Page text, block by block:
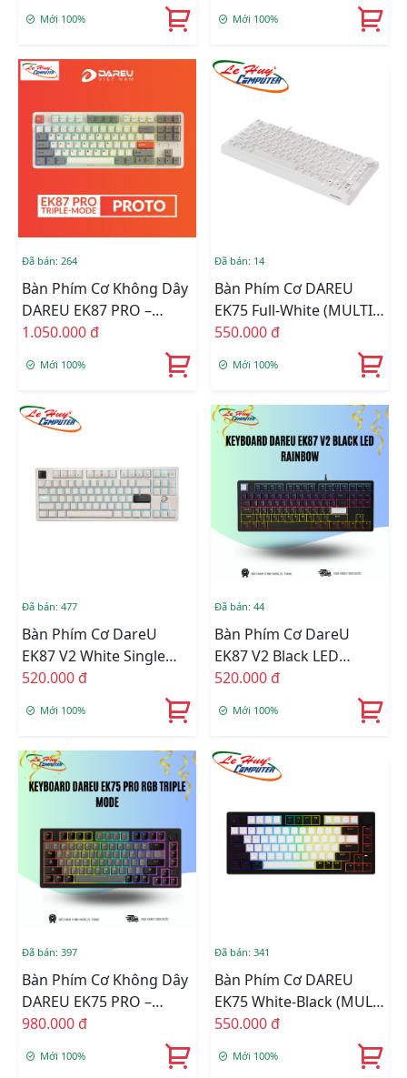
Mới 100% Mới 100%
Đã bán: 264
Bàn Phím Cơ Không Dây
DAREU EK87 PRO –
PROTO (Triple Mode,
Cherry PBT Double Shot,
Gasket Mount, RGB)
1.050.000 đ
Mới 100%
Đã bán: 14
Bàn Phím Cơ DAREU
EK75 Full-White (MULTI
LED) (Switch: Dream /
550.000 đ
Mới 100%
Đã bán: 477
Bàn Phím Cơ DareU
EK87 V2 White Single
Blue (Blue/ Brown/ Red
520.000 đ
Mới 100%
Đã bán: 44
Bàn Phím Cơ DareU
EK87 V2 Black LED
Rainbow (Blue/ Brown/
520.000 đ
Mới 100%
Đã bán: 397
Bàn Phím Cơ Không Dây
DAREU EK75 PRO –
BLACK GOLDEN (Triple
Mode, Gasket Mount,
RGB) Dream Switch
980.000 đ
Mới 100%
Đã bán: 341
Bàn Phím Cơ DAREU
EK75 White-Black (MULTI
LED) (Switch: Dream /
550.000 đ
Mới 100%